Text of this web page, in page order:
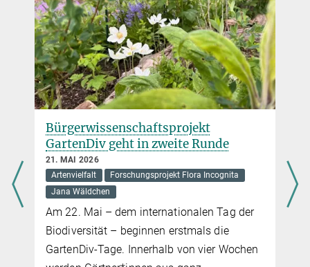
abebber@...
Bürgerwissenschaftsprojekt
GartenDiv geht in zweite Runde
21. MAI 2026
Artenvielfalt
Forschungsprojekt Flora Incognita
Jana Wäldchen
Am 22. Mai – dem internationalen Tag der
Biodiversität – beginnen erstmals die
GartenDiv-Tage. Innerhalb von vier Wochen